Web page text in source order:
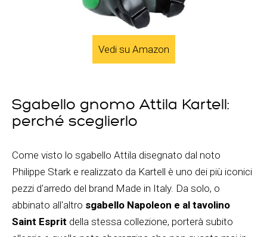
Vedi su Amazon
Sgabello gnomo Attila Kartell:
perché sceglierlo
Come visto lo sgabello Attila disegnato dal noto
Philippe Stark e realizzato da Kartell è uno dei più iconici
pezzi d'arredo del brand Made in Italy. Da solo, o
abbinato all'altro sgabello Napoleon e al tavolino
Saint Esprit della stessa collezione, porterà subito